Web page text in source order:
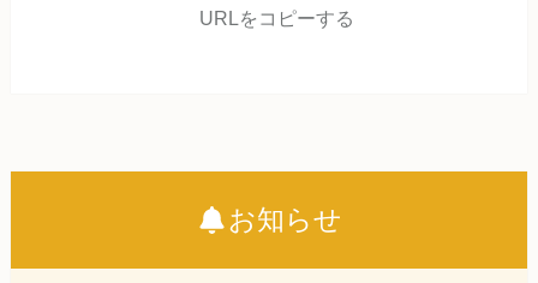
URLをコピーする
お知らせ